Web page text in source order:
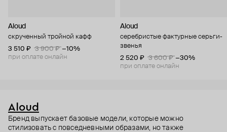
Aloud
скрученный тройной кафф
3 510 ₽
3 900 ₽ −10%
при оплате онлайн
Aloud
серебристые фактурные серьги-
звенья
2 520 ₽
3 600 ₽ −30%
при оплате онлайн
Aloud
Бренд выпускает базовые модели, которые можно
стилизовать с повседневными образами, но также